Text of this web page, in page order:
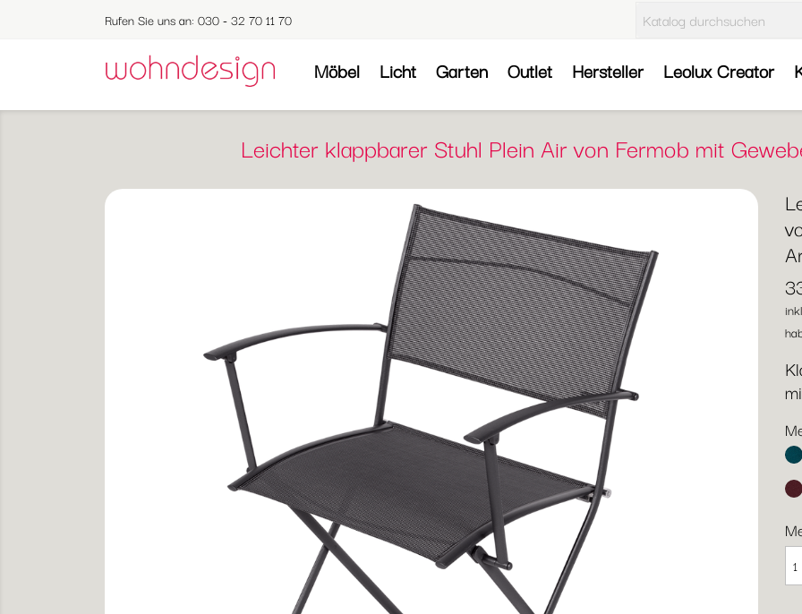
Rufen Sie uns an: 030 - 32 70 11 70
Möbel Licht Garten Outlet Hersteller Leolux Creator
Leichter klappbarer Stuhl Plein Air von Fermob mit